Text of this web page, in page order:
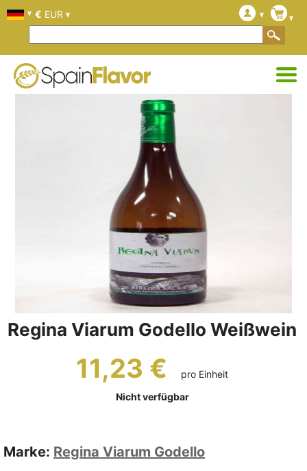
Regina Viarum Godello Weißwein
11,23 €
pro Einheit
Nicht verfügbar
Marke: Regina Viarum Godello
€ EUR